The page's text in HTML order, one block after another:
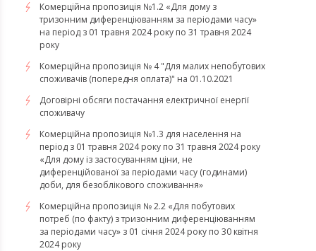
Комерційна пропозиція №1.2 «Для дому з
тризонним диференціюванням за періодами часу»
на період з 01 травня 2024 року по 31 травня 2024
року
Комерційна пропозиція № 4 "Для малих непобутових
споживачів (попередня оплата)" на 01.10.2021
Договірні обсяги постачання електричної енергії
споживачу
Комерційна пропозиція №1.3 для населення на
період з 01 травня 2024 року по 31 травня 2024 року
«Для дому із застосуванням ціни, не
диференційованої за періодами часу (годинами)
доби, для безоблікового споживання»
Комерційна пропозиція № 2.2 «Для побутових
потреб (по факту) з тризонним диференціюванням
за періодами часу» з 01 січня 2024 року по 30 квітня
2024 року